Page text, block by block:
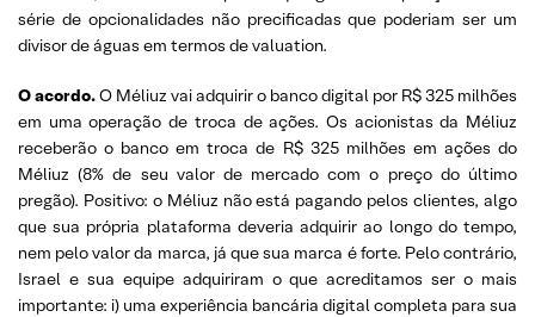
série de opcionalidades não precificadas que poderiam ser um
divisor de águas em termos de valuation.
O acordo.O Méliuz vai adquirir o banco digital por R$ 325 milhões
em uma operação de troca de ações. Os acionistas da Méliuz
receberão o banco em troca de R$ 325 milhões em ações do
Méliuz (8% de seu valor de mercado com o preço do último
pregão). Positivo: o Méliuz não está pagando pelos clientes, algo
que sua própria plataforma deveria adquirir ao longo do tempo,
nem pelo valor da marca, já que sua marca é forte. Pelo contrário,
Israel e sua equipe adquiriram o que acreditamos ser o mais
importante: i) uma experiência bancária digital completa para sua